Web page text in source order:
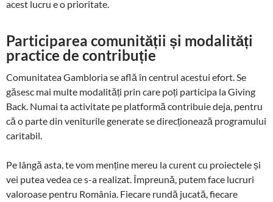
acest lucru e o prioritate.
Participarea comunității și modalități
practice de contribuție
Comunitatea Gambloria se află în centrul acestui efort. Se
găsesc mai multe modalități prin care poți participa la Giving
Back. Numai ta activitate pe platformă contribuie deja, pentru
că o parte din veniturile generate se direcționează programului
caritabil.
Pe lângă asta, te vom menține mereu la curent cu proiectele și
vei putea vedea ce s-a realizat. Împreună, putem face lucruri
valoroase pentru România. Fiecare rundă jucată, fiecare